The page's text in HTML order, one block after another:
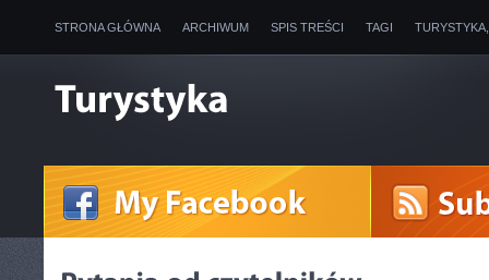
STRONA GŁÓWNA ARCHIWUM SPIS TREŚCI TAGI